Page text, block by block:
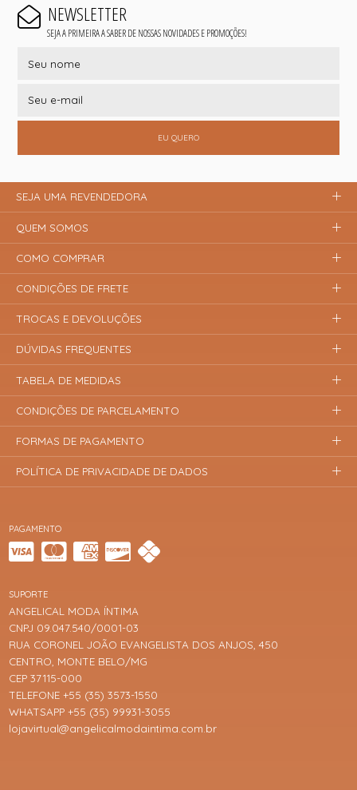
NEWSLETTER
SEJA A PRIMEIRA A SABER DE NOSSAS NOVIDADES E PROMOÇÕES!
EU QUERO
PAGAMENTO
SUPORTE
ANGELICAL MODA ÍNTIMA
CNPJ 09.047.540/0001-03
RUA CORONEL JOÃO EVANGELISTA DOS ANJOS, 450
CENTRO, MONTE BELO/MG
CEP 37115-000
TELEFONE +55 (35) 3573-1550
WHATSAPP +55 (35) 99931-3055
lojavirtual@angelicalmodaintima.com.br
SEJA UMA REVENDEDORA
QUEM SOMOS
COMO COMPRAR
CONDIÇÕES DE FRETE
TROCAS E DEVOLUÇÕES
DÚVIDAS FREQUENTES
TABELA DE MEDIDAS
CONDIÇÕES DE PARCELAMENTO
FORMAS DE PAGAMENTO
POLÍTICA DE PRIVACIDADE DE DADOS